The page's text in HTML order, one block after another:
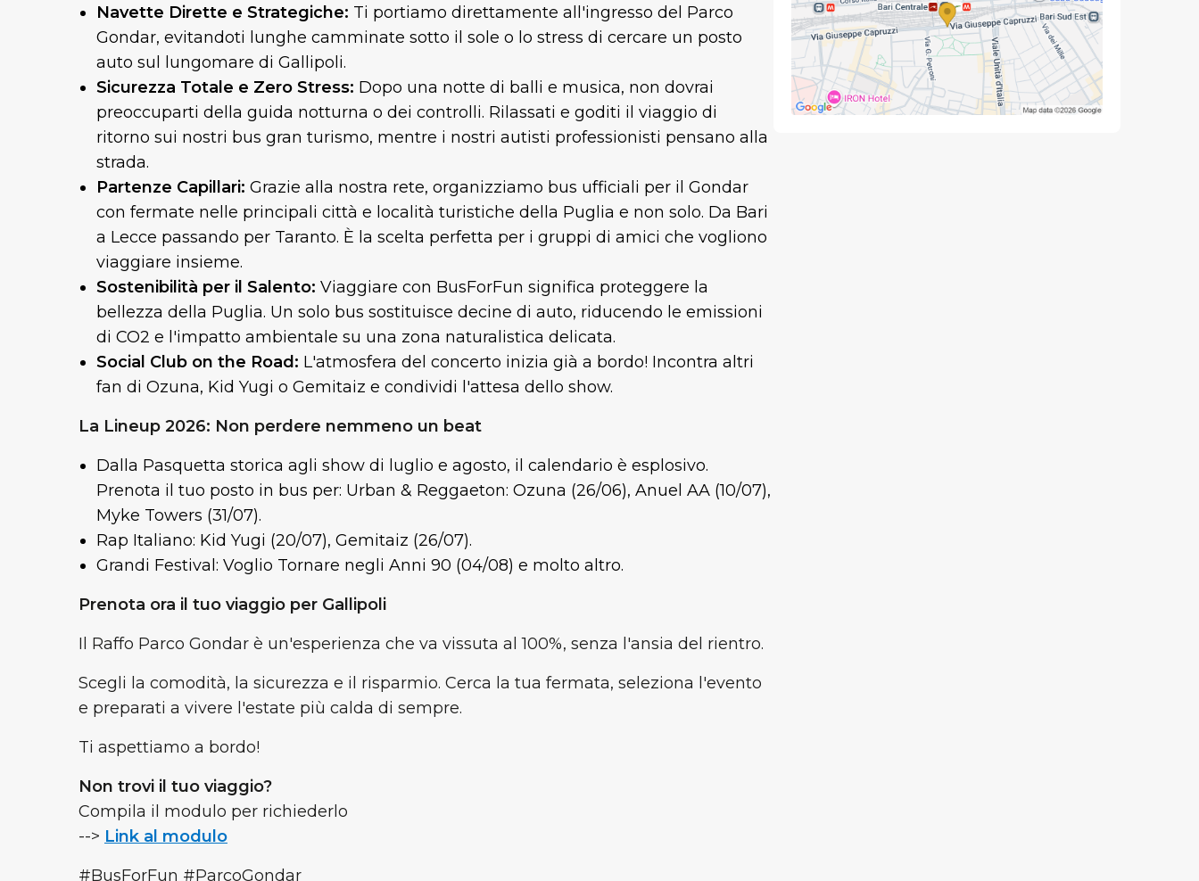
Navette Dirette e Strategiche: Ti portiamo direttamente all'ingresso del Parco
Gondar, evitandoti lunghe camminate sotto il sole o lo stress di cercare un posto
auto sul lungomare di Gallipoli.
Sicurezza Totale e Zero Stress: Dopo una notte di balli e musica, non dovrai
preoccuparti della guida notturna o dei controlli. Rilassati e goditi il viaggio di
ritorno sui nostri bus gran turismo, mentre i nostri autisti professionisti pensano alla
strada.
Partenze Capillari: Grazie alla nostra rete, organizziamo bus ufficiali per il Gondar
con fermate nelle principali città e località turistiche della Puglia e non solo. Da Bari
a Lecce passando per Taranto. È la scelta perfetta per i gruppi di amici che vogliono
viaggiare insieme.
Sostenibilità per il Salento: Viaggiare con BusForFun significa proteggere la
bellezza della Puglia. Un solo bus sostituisce decine di auto, riducendo le emissioni
di CO2 e l'impatto ambientale su una zona naturalistica delicata.
Social Club on the Road: L'atmosfera del concerto inizia già a bordo! Incontra altri
fan di Ozuna, Kid Yugi o Gemitaiz e condividi l'attesa dello show.
La Lineup 2026: Non perdere nemmeno un beat
Dalla Pasquetta storica agli show di luglio e agosto, il calendario è esplosivo.
Prenota il tuo posto in bus per: Urban & Reggaeton: Ozuna (26/06), Anuel AA (10/07),
Myke Towers (31/07).
Rap Italiano: Kid Yugi (20/07), Gemitaiz (26/07).
Grandi Festival: Voglio Tornare negli Anni 90 (04/08) e molto altro.
Prenota ora il tuo viaggio per Gallipoli
Il Raffo Parco Gondar è un'esperienza che va vissuta al 100%, senza l'ansia del rientro.
Scegli la comodità, la sicurezza e il risparmio. Cerca la tua fermata, seleziona l'evento
e preparati a vivere l'estate più calda di sempre.
Ti aspettiamo a bordo!
Non trovi il tuo viaggio?
Compila il modulo per richiederlo
--> Link al modulo
#BusForFun #ParcoGondar